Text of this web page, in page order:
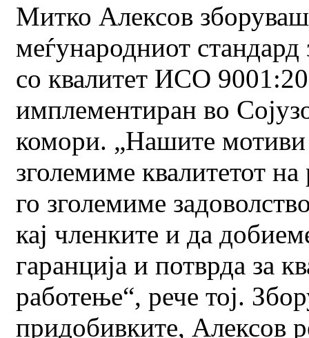
Митко Алексов
меѓународниот стандард
со квалитет ИСО
имплементиран во
комори. „Нашите мотиви
зголемиме квалитетот
го зголемиме
кај членките и да
гаранција и потврда за
работење“, рече тој.
придобивките, Алексов